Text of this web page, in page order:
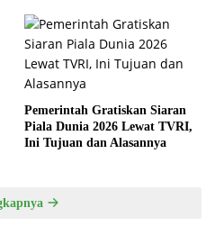
Pemerintah Gratiskan Siaran
Piala Dunia 2026 Lewat TVRI,
Ini Tujuan dan Alasannya